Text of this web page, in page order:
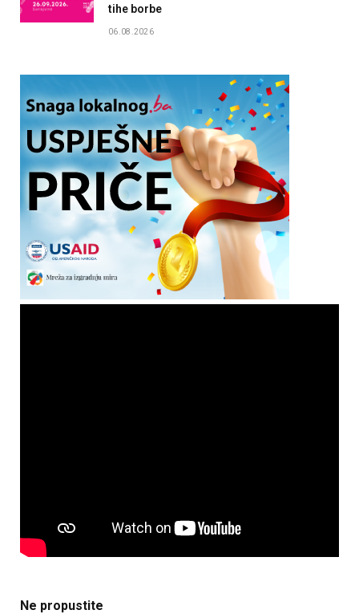
tihe borbe
06.08.2026
Ne propustite